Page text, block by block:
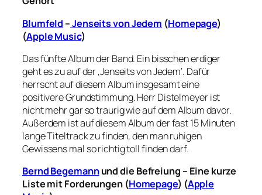
Blumfeld –Jenseits von Jedem (Homepage)
(Apple Music)
Das fünfte Album der Band. Ein bisschen erdiger
geht es zu auf der ‚Jenseits von Jedem‘. Dafür
herrscht auf diesem Album insgesamt eine
positivere Grundstimmung. Herr Distelmeyer ist
nicht mehr gar so traurig wie auf dem Album davor.
Außerdem ist auf diesem Album der fast 15 Minuten
lange Titeltrack zu finden, den man ruhigen
Gewissens mal so richtig toll finden darf.
Bernd Begemannund die Befreiung – Eine kurze
Liste mit Forderungen (Homepage) (Apple